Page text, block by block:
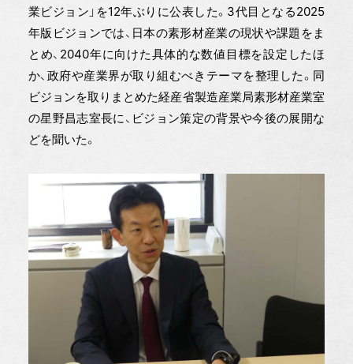
業ビジョン」を12年ぶりに公表した。3代目となる2025
年版ビジョンでは、日本の素形材産業の現状や課題をま
とめ、2040年に向けた具体的な数値目標を設定したほ
か、政府や産業界が取り組むべきテーマを整理した。同
ビジョンを取りまとめた経産省製造産業局素形材産業室
の星野昌志室長に、ビジョン策定の背景や今後の展開な
どを聞いた。